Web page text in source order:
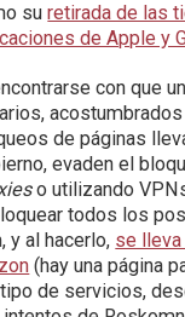
suretirada de las
de Apple y
con que
de páginas
evaden el
o utilizando
todos los
y al hacerlo, se
(hay una página
de servicios,